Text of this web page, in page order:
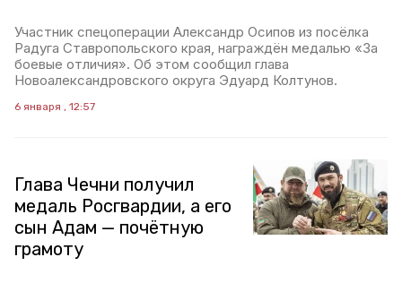
Участник спецоперации Александр Осипов из посёлка
Радуга Ставропольского края, награждён медалью «За
боевые отличия». Об этом сообщил глава
Новоалександровского округа Эдуард Колтунов.
6 января , 12:57
Глава Чечни получил
медаль Росгвардии, а его
сын Адам — почётную
грамоту